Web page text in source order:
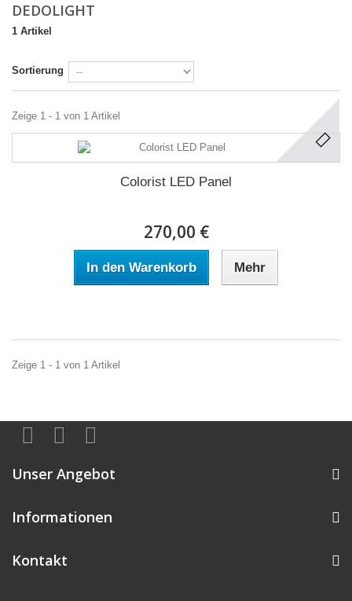
DEDOLIGHT
1 Artikel
Sortierung
Zeige 1 - 1 von 1 Artikel
Colorist LED Panel
270,00 €
In den Warenkorb Mehr
Zeige 1 - 1 von 1 Artikel
Unser Angebot
Informationen
Kontakt